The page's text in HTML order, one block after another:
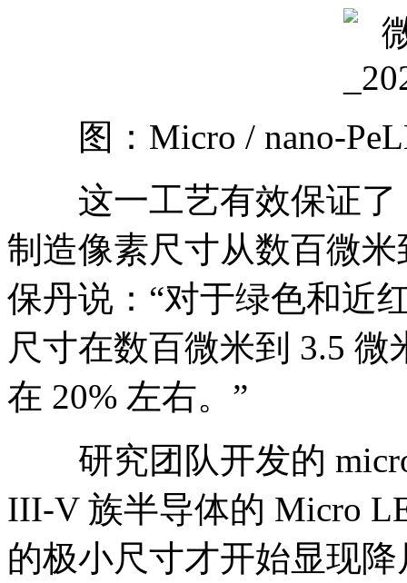
图：Micro / nano-
这一工艺有效保证了
制造像素尺寸从数百微
保丹说：“对于绿色和近
尺寸在数百微米到 3.5
在 20% 左右。”
研究团队开发的 micro
III-V 族半导体的 Micro
的极小尺寸才开始显现